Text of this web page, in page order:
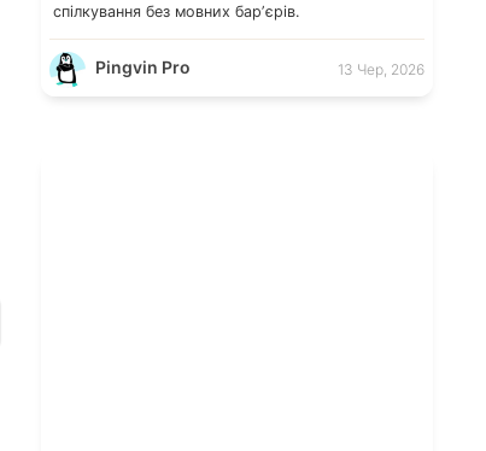
спілкування без мовних барʼєрів.
Pingvin Pro 13 Чер, 2026